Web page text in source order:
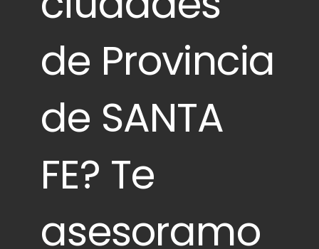
de Provincia
de SANTA
FE? Te
asesoramo